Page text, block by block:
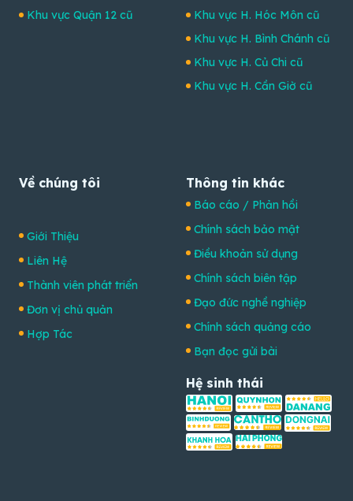
Khu vực Quận 12 cũ
Khu vực H. Hóc Môn cũ
Khu vực H. Bình Chánh cũ
Khu vực H. Củ Chi cũ
Khu vực H. Cần Giờ cũ
Về chúng tôi
Giới Thiệu
Liên Hệ
Thành viên phát triển
Đơn vị chủ quản
Hợp Tác
Thông tin khác
Báo cáo / Phản hồi
Chính sách bảo mật
Điều khoản sử dụng
Chính sách biên tập
Đạo đức nghề nghiệp
Chính sách quảng cáo
Bạn đọc gửi bài
Hệ sinh thái